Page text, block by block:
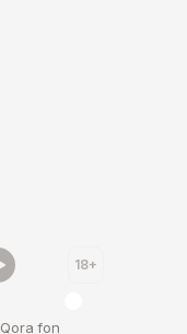
18+
Qora fon